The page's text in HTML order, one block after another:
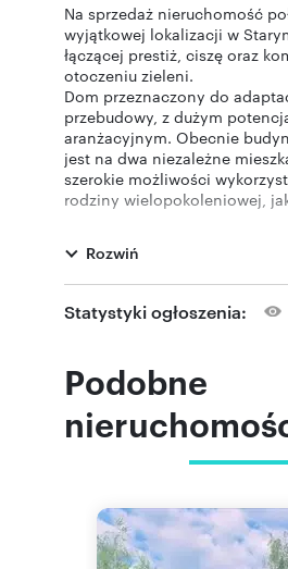
Na sprzedaż nieruchomość
wyjątkowej lokalizacji w
łączącej prestiż, ciszę oraz
otoczeniu zieleni.
Dom przeznaczony do
przebudowy, z dużym
aranżacyjnym. Obecnie
jest na dwa niezależne
szerokie możliwości
rodziny wielopokoleniowej,
prywatność i kameralny
W najbliższej okolicy
sąsiedztwo, a także dogodny
szkół oraz sklepów, co
niepowtarzalnym klimatem i
Zapraszam do kontaktu i
Lokalizacja: Komorów
Powierzchnia działki: 1470 m2,
Rodzaj domu: wolnostojący,
Cena: 2 200 000 zł ( 11 000
Rozwiń
Statystyki ogłoszenia:
Podobne